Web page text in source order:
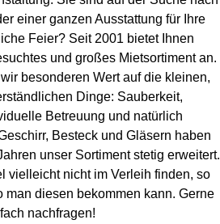
einer ganzen Ausstattung für Ihre
Feier? Seit 2001 bietet Ihnen
und großes Mietsortiment an.
besonderen Wert auf die kleinen,
Dinge: Sauberkeit,
Betreuung und natürlich
Besteck und Gläsern haben
unser Sortiment stetig erweitert.
vielleicht nicht im Verleih finden, so
man diesen bekommen kann. Gerne
nachfragen!